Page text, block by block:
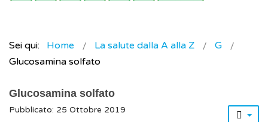
Sei qui: Home La salute dalla A alla Z
G
Glucosamina solfato
Glucosamina solfato
Pubblicato: 25 Ottobre 2019